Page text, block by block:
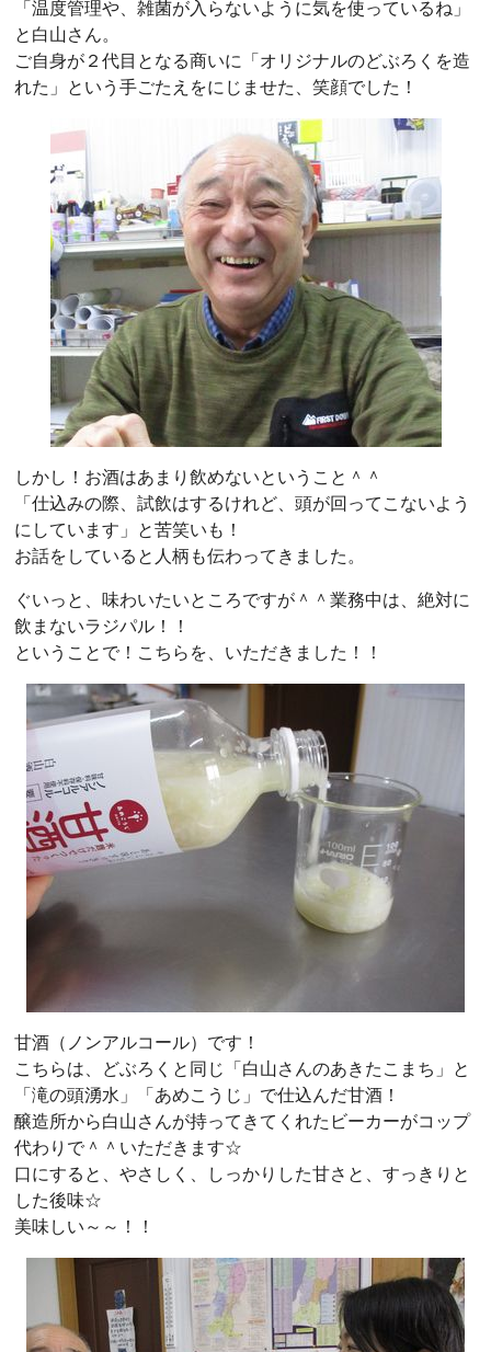
「温度管理や、雑菌が入らないように気を使っているね」
と白山さん。
ご自身が２代目となる商いに「オリジナルのどぶろくを造
れた」という手ごたえをにじませた、笑顔でした！
しかし！お酒はあまり飲めないということ＾＾
「仕込みの際、試飲はするけれど、頭が回ってこないよう
にしています」と苦笑いも！
お話をしていると人柄も伝わってきました。
ぐいっと、味わいたいところですが＾＾業務中は、絶対に
飲まないラジパル！！
ということで！こちらを、いただきました！！
甘酒（ノンアルコール）です！
こちらは、どぶろくと同じ「白山さんのあきたこまち」と
「滝の頭湧水」「あめこうじ」で仕込んだ甘酒！
醸造所から白山さんが持ってきてくれたビーカーがコップ
代わりで＾＾いただきます☆
口にすると、やさしく、しっかりした甘さと、すっきりと
した後味☆
美味しい～～！！